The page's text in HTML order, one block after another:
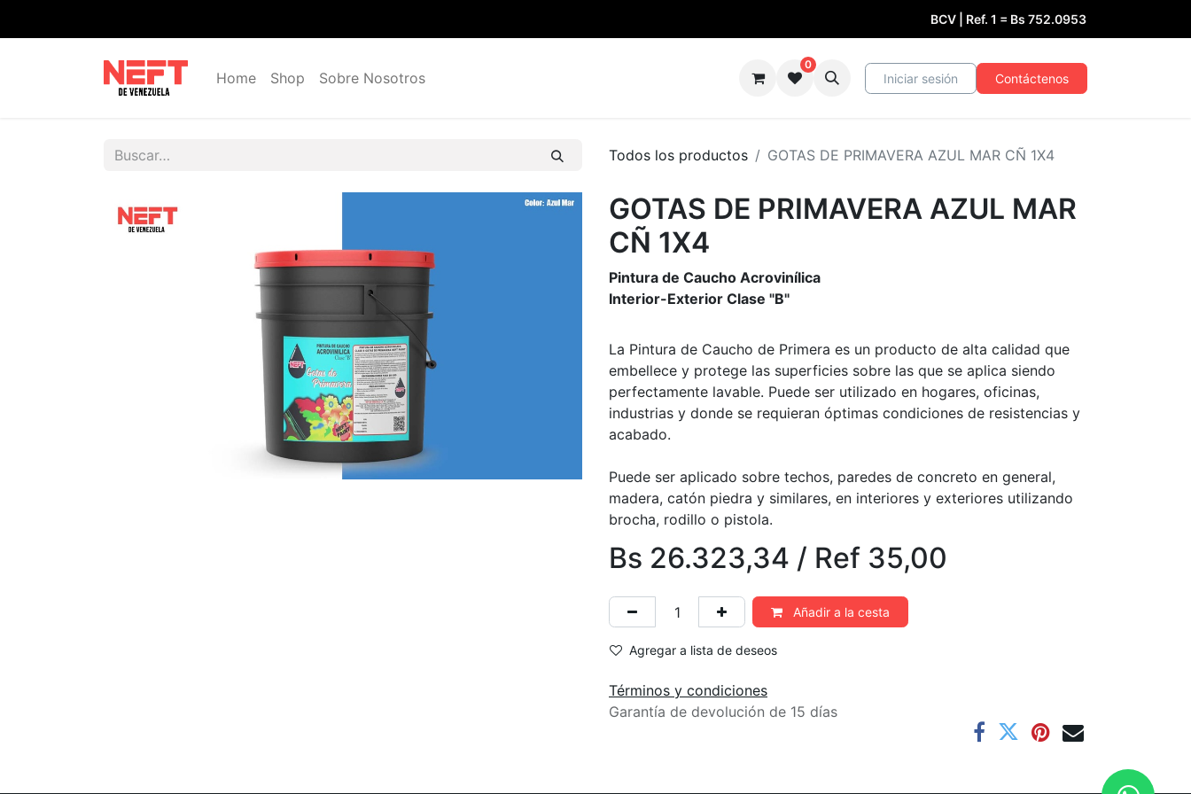
BCV | Ref. 1 = Bs 752.0953
Home Shop Sobre Nosotros
0
Iniciar sesión Contáctenos
Todos los productos GOTAS DE PRIMAVERA AZUL MAR CÑ 1X4
GOTAS DE PRIMAVERA AZUL MAR
CÑ 1X4
Pintura de Caucho Acrovinílica
Interior-Exterior Clase "B"
La Pintura de Caucho de Primera es un producto de alta calidad que
embellece y protege las superficies sobre las que se aplica siendo
perfectamente lavable. Puede ser utilizado en hogares, oficinas,
industrias y donde se requieran óptimas condiciones de resistencias y
acabado.
Puede ser aplicado sobre techos, paredes de concreto en general,
madera, catón piedra y similares, en interiores y exteriores utilizando
brocha, rodillo o pistola.
Bs 26.323,34 / Ref 35,00
Añadir a la cesta
Agregar a lista de deseos
Términos y condiciones
Garantía de devolución de 15 días